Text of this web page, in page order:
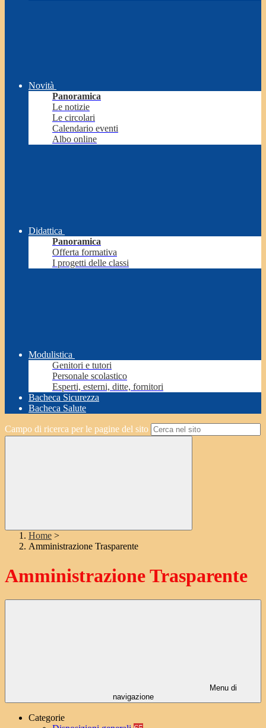
Novità
Panoramica
Le notizie
Le circolari
Calendario eventi
Albo online
Didattica
Panoramica
Offerta formativa
I progetti delle classi
Modulistica
Genitori e tutori
Personale scolastico
Esperti, esterni, ditte, fornitori
Bacheca Sicurezza
Bacheca Salute
Campo di ricerca per le pagine del sito
Home >
Amministrazione Trasparente
Amministrazione Trasparente
Menu di
navigazione
Categorie